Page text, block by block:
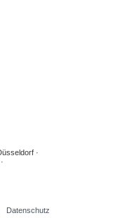
Datenschutz